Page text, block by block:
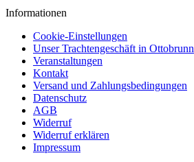
Informationen
Cookie-Einstellungen
Unser Trachtengeschäft in Ottobrunn
Veranstaltungen
Kontakt
Versand und Zahlungsbedingungen
Datenschutz
AGB
Widerruf
Widerruf erklären
Impressum